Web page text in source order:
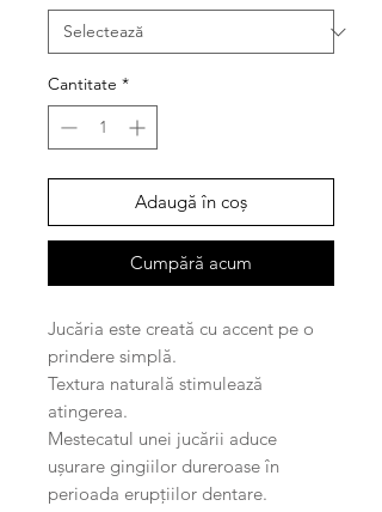
Cantitate *
Adaugă în coș
Cumpără acum
Jucăria este creată cu accent pe o
prindere simplă.
Textura naturală stimulează
atingerea.
Mestecatul unei jucării aduce
ușurare gingiilor dureroase în
perioada erupțiilor dentare.